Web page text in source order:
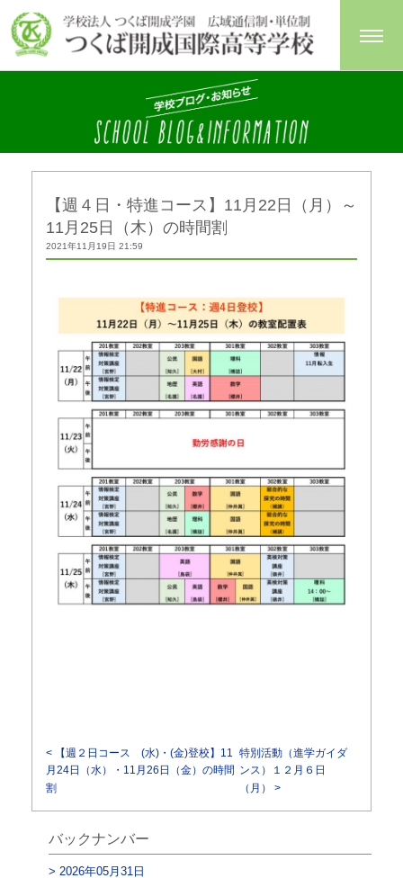
【週４日・特進コース】11月22日（月）～
11月25日（木）の時間割
2021年11月19日 21:59
< 【週２日コース (水)・(金)登校】11
月24日（水）・11月26日（金）の時間
割
特別活動（進学ガイダ
ンス）１２月６日
（月） >
バックナンバー
2026年05月31日